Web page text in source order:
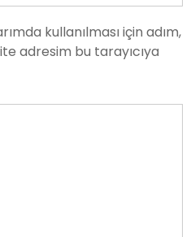
kullanılması için adım,
adresim bu tarayıcıya